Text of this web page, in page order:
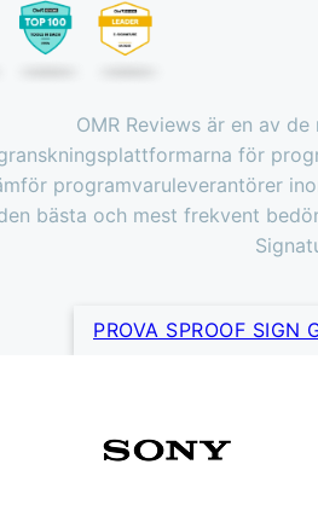
OMR Reviews är en av
för
programvaruleverantörer
bästa och mest frekvent
PROVA SPROOF SIGN